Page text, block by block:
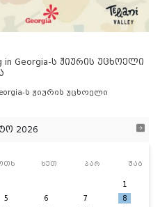
in Georgia-ს ჟიურის უცხოელი
Georgia-ს ჟიურის უცხოელი
2026
ხუთ პარ შაბ
1
5 6 7
8